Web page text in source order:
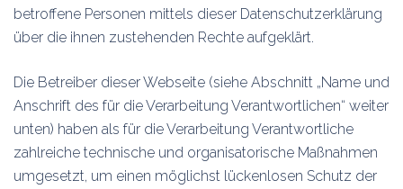
betroffene Personen mittels dieser Datenschutzerklärung
über die ihnen zustehenden Rechte aufgeklärt.
Die Betreiber dieser Webseite (siehe Abschnitt „Name und
Anschrift des für die Verarbeitung Verantwortlichen“ weiter
unten) haben als für die Verarbeitung Verantwortliche
zahlreiche technische und organisatorische Maßnahmen
umgesetzt, um einen möglichst lückenlosen Schutz der